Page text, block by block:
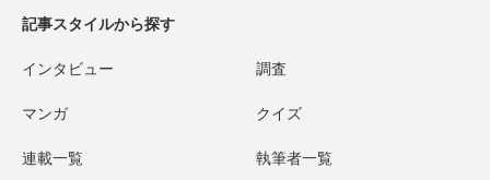
記事スタイルから探す
インタビュー 調査
マンガ クイズ
連載一覧 執筆者一覧